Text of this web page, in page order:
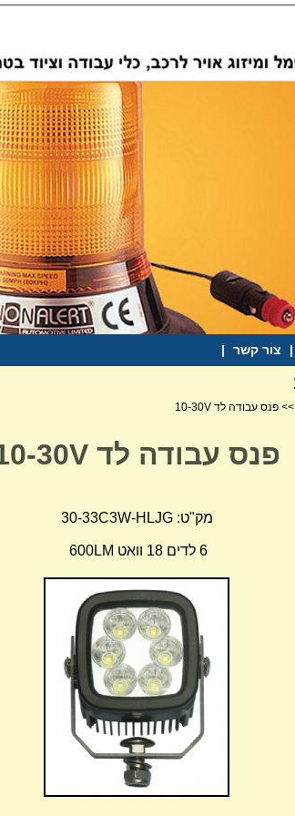
| צור קשר |
>> פנס עבודה לד 10-30V
פנס עבודה לד 10-30V
מק"ט: 30-33C3W-HLJG
6 לדים 18 וואט 600LM